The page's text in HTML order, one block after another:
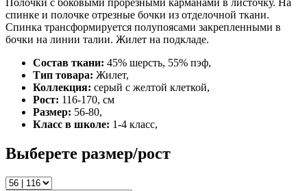
Полочки с боковыми прорезными карманами в листочку. На
спинке и полочке отрезные бочки из отделочной ткани.
Спинка трансформируется полупоясами закрепленными в
бочки на линии талии. Жилет на подкладе.
Состав ткани: 45% шерсть, 55% пэф,
Тип товара: Жилет,
Коллекция: серый с желтой клеткой,
Рост: 116-170, см
Размер: 56-80,
Класс в школе: 1-4 класс,
Выберете размер/рост